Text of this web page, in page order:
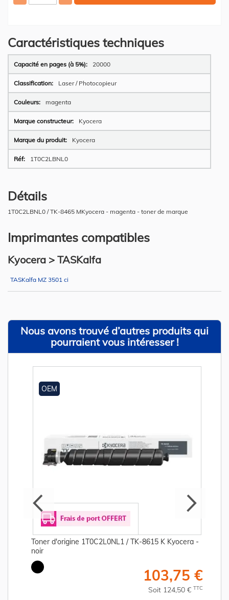
Caractéristiques techniques
Plus
d’information
20000
Laser / Photocopieur
magenta
Kyocera
Kyocera
1T0C2LBNL0
Détails
1T0C2LBNL0 / TK-8465 MKyocera - magenta - toner de marque
Imprimantes compatibles
Kyocera > TASKalfa
TASKalfa MZ 3501 ci
Nous avons trouvé d’autres produits qui
pourraient vous intéresser !
OEM
Toner d'origine 1T0C2L0NL1 / TK-8615 K Kyocera -
noir
103,75 €
Soit 124,50 € TTC